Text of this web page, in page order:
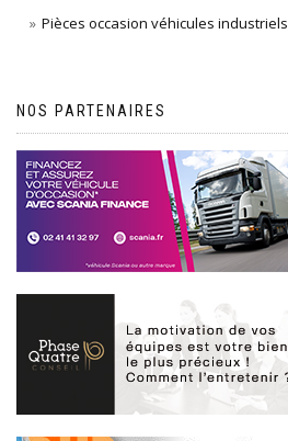
Pièces occasion véhicules industriels
NOS PARTENAIRES